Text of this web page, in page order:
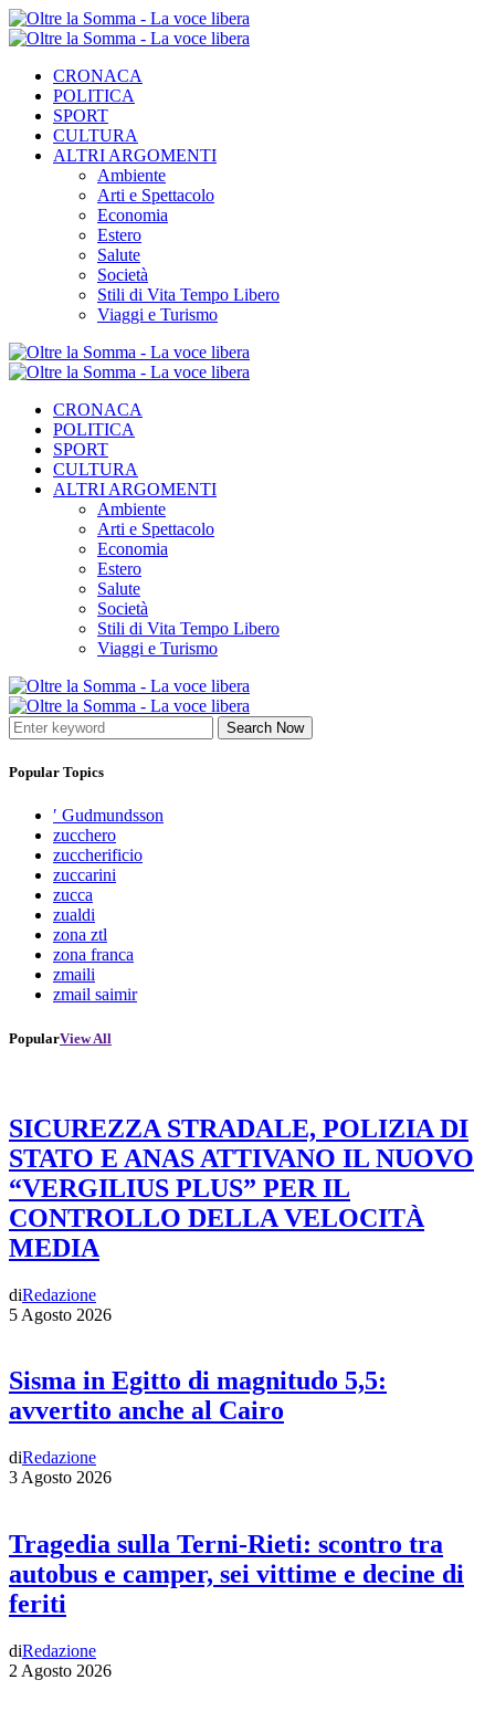
CRONACA
POLITICA
SPORT
CULTURA
ALTRI ARGOMENTI
Ambiente
Arti e Spettacolo
Economia
Estero
Salute
Società
Stili di Vita Tempo Libero
Viaggi e Turismo
CRONACA
POLITICA
SPORT
CULTURA
ALTRI ARGOMENTI
Ambiente
Arti e Spettacolo
Economia
Estero
Salute
Società
Stili di Vita Tempo Libero
Viaggi e Turismo
Search Now
Popular Topics
′ Gudmundsson
zucchero
zuccherificio
zuccarini
zucca
zualdi
zona ztl
zona franca
zmaili
zmail saimir
PopularView All
SICUREZZA STRADALE, POLIZIA DI
STATO E ANAS ATTIVANO IL NUOVO
“VERGILIUS PLUS” PER IL
CONTROLLO DELLA VELOCITÀ
MEDIA
diRedazione
5 Agosto 2026
Sisma in Egitto di magnitudo 5,5:
avvertito anche al Cairo
diRedazione
3 Agosto 2026
Tragedia sulla Terni-Rieti: scontro tra
autobus e camper, sei vittime e decine di
feriti
diRedazione
2 Agosto 2026